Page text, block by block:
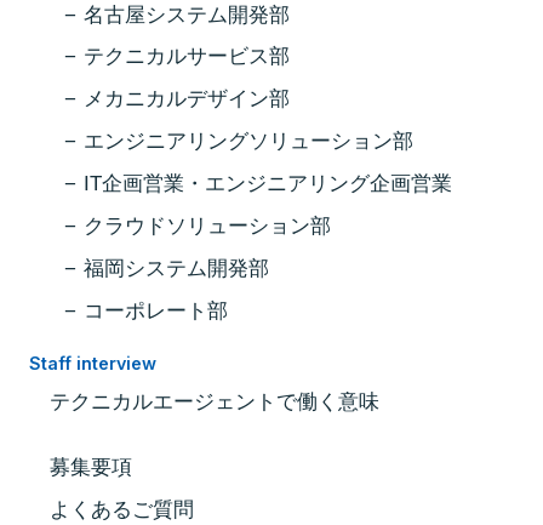
名古屋システム開発部
テクニカルサービス部
メカニカルデザイン部
エンジニアリングソリューション部
IT企画営業・エンジニアリング企画営業
クラウドソリューション部
福岡システム開発部
コーポレート部
Staff interview
テクニカルエージェントで働く意味
募集要項
よくあるご質問